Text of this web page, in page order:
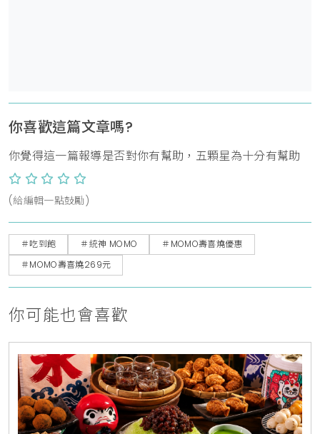
你喜歡這篇文章嗎?
你覺得這一篇報導是否對你有幫助，五顆星為十分有幫助
(給編輯一點鼓勵)
＃吃到飽 ＃統神 MOMO
＃MOMO壽喜燒優惠
＃MOMO壽喜燒269元
你可能也會喜歡